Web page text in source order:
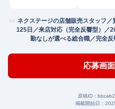
ネクステージの店舗販売スタッフ
125日／来店対応（完全反響型）／
勤なしが選べる総合職／完全
応募画
原稿ID：
掲載開始日：